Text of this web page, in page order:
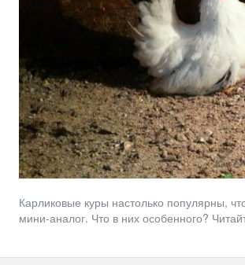
Карликовые куры настолько популярны,
мини-аналог. Что в них особенного?